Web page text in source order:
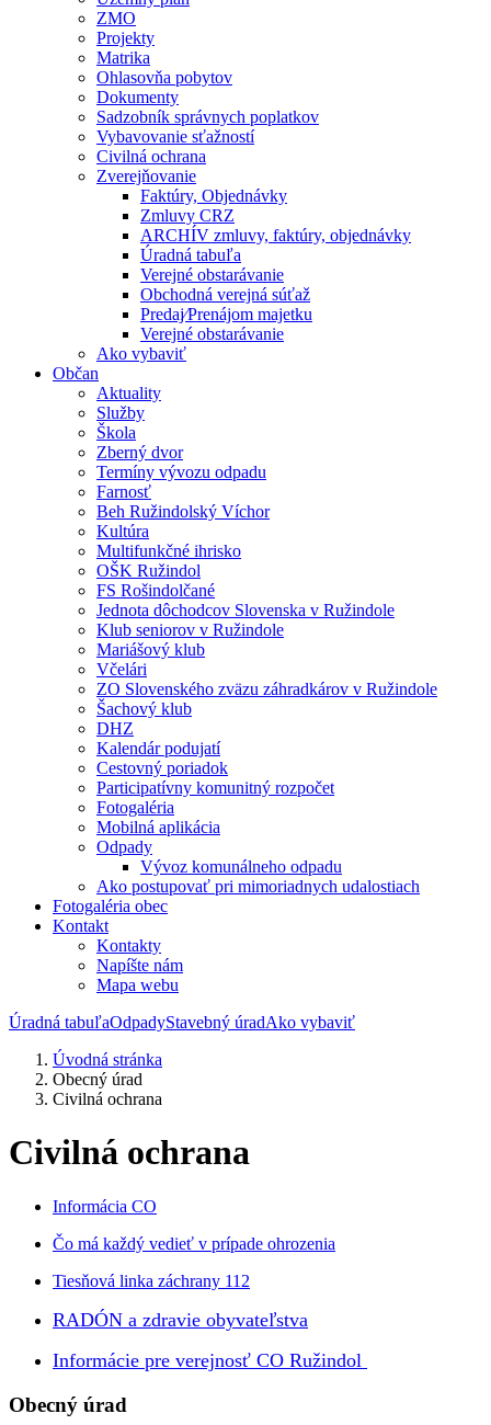
ZMO
Projekty
Matrika
Ohlasovňa pobytov
Dokumenty
Sadzobník správnych poplatkov
Vybavovanie sťažností
Civilná ochrana
Zverejňovanie
Faktúry, Objednávky
Zmluvy CRZ
ARCHÍV zmluvy, faktúry, objednávky
Úradná tabuľa
Verejné obstarávanie
Obchodná verejná súťaž
Predaj⁄Prenájom majetku
Verejné obstarávanie
Ako vybaviť
Občan
Aktuality
Služby
Škola
Zberný dvor
Termíny vývozu odpadu
Farnosť
Beh Ružindolský Víchor
Kultúra
Multifunkčné ihrisko
OŠK Ružindol
FS Rošindolčané
Jednota dôchodcov Slovenska v Ružindole
Klub seniorov v Ružindole
Mariášový klub
Včelári
ZO Slovenského zväzu záhradkárov v Ružindole
Šachový klub
DHZ
Kalendár podujatí
Cestovný poriadok
Participatívny komunitný rozpočet
Fotogaléria
Mobilná aplikácia
Odpady
Vývoz komunálneho odpadu
Ako postupovať pri mimoriadnych udalostiach
Fotogaléria obec
Kontakt
Kontakty
Napíšte nám
Mapa webu
Úradná tabuľaOdpadyStavebný úradAko vybaviť
Úvodná stránka
Obecný úrad
Civilná ochrana
Civilná ochrana
Informácia CO
Čo má každý vedieť v prípade ohrozenia
Tiesňová linka záchrany 112
RADÓN a zdravie obyvateľstva
Informácie pre verejnosť CO Ružindol
Obecný úrad